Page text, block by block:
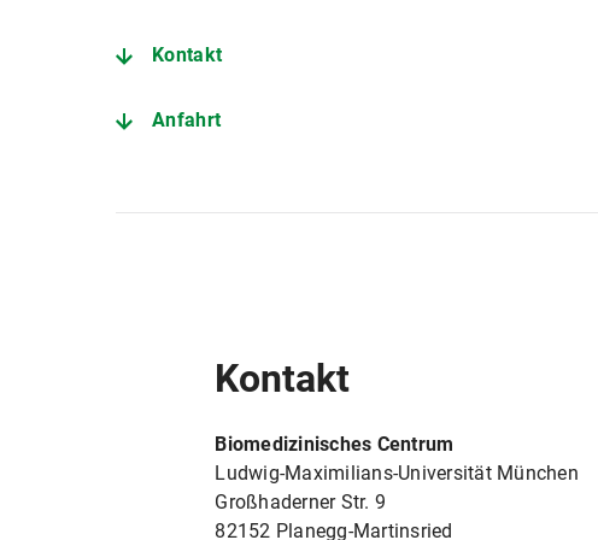
Kontakt
Anfahrt
Kontakt
Biomedizinisches Centrum
Ludwig-Maximilians-Universität München
Großhaderner Str. 9
82152 Planegg-Martinsried